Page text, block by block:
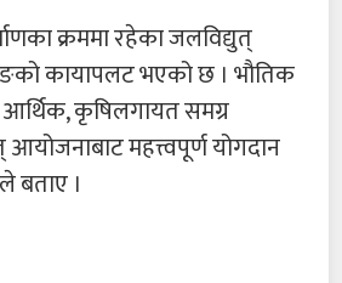
क्रममा रहेका जलविद्युत्
कायापलट भएको छ । भौतिक
आर्थिक, कृषिलगायत समग्र
महत्त्वपूर्ण योगदान
बताए ।